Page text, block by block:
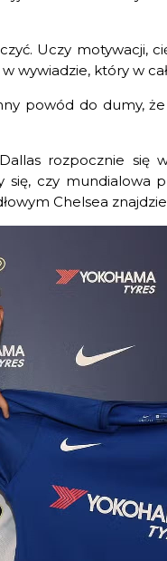
Uczy motywacji,
wywiadzie, który w
powód do dumy,
rozpocznie się
się, czy mundialowa
Chelsea